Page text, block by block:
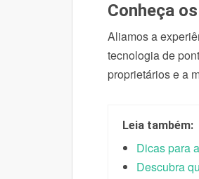
Conheça
Aliamos a
tecnologia de
proprietários e a
Leia também:
Dicas para
Descubra